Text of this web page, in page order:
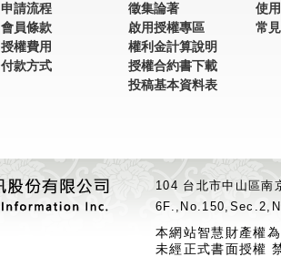
申請流程
會員條款
授權費用
付款方式
徵集論著
啟用授權專區
權利金計算說明
授權合約書下載
投稿基本資料表
使
常
104 台北市中山區
本網站智慧財產權
未經正式書面授權